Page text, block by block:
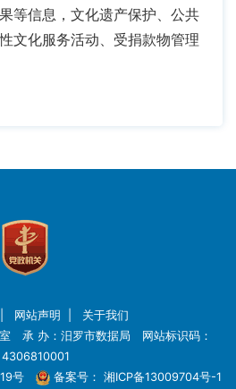
等信息，文化遗产保护、公共
文化服务活动、受捐款物管理
网站声明
关于我们
承 办：汨罗市数据局 网站标识码：
4306810001
号
备案号： 湘ICP备13009704号-1